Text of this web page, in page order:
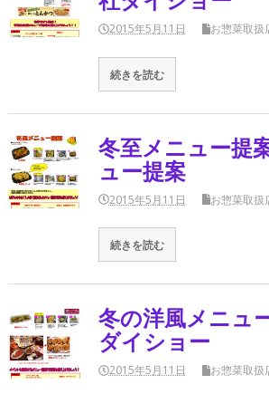
2015年5月11日 お惣菜取扱
続きを読む
冬至メニュー提
ュー提案
2015年5月11日 お惣菜取扱
続きを読む
冬の洋風メニュ
ダイショー
2015年5月11日 お惣菜取扱